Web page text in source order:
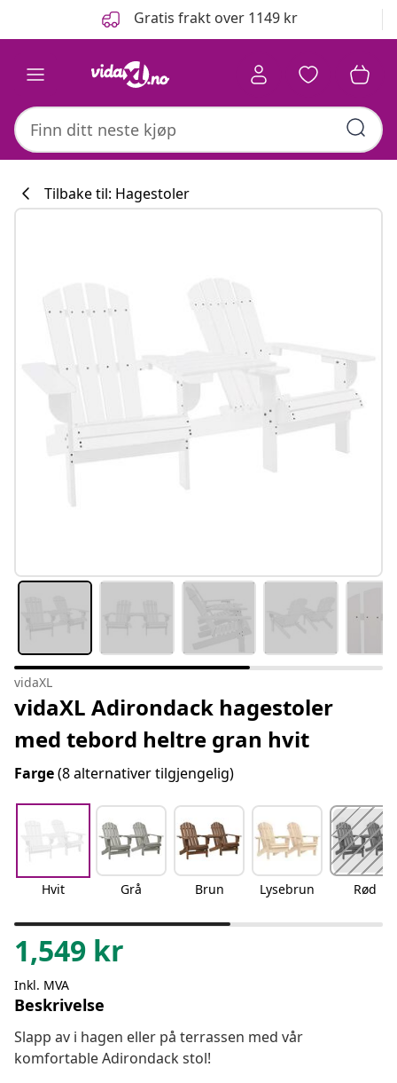
Gratis frakt over 1149 kr
Tilbake til: Hagestoler
vidaXL
vidaXL Adirondack hagestoler
med tebord heltre gran hvit
Farge(8 alternativer tilgjengelig)
Hvit Grå Brun Lysebrun Rød
1,549 kr
Inkl. MVA
Beskrivelse
Slapp av i hagen eller på terrassen med vår
komfortable Adirondack stol!